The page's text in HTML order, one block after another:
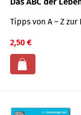
Tipps von A – Z
2,50 €